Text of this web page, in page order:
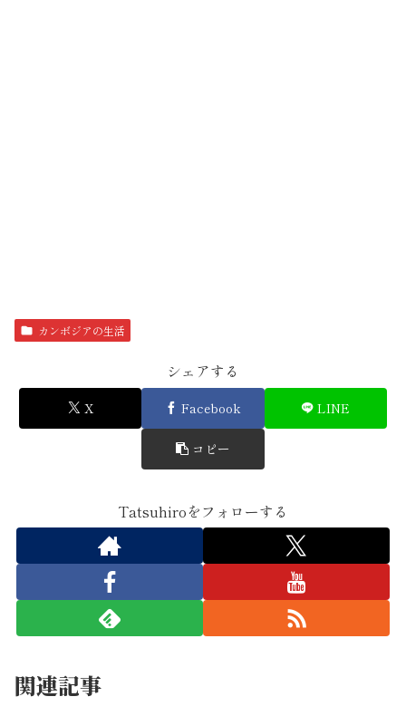
カンボジアの生活
シェアする
X Facebook LINE
コピー
Tatsuhiroをフォローする
関連記事